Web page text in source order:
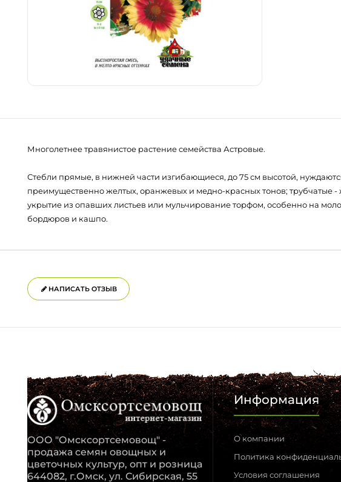
Многолетнее травянистое растение семейства Астровые.
Стебли прямые, в нижней части изгибающиеся, до 75 см высотой,
преимущественно желтых, оранжевых и медно-красных тонов; трубчатые
укрытие из опавших листьев или мульчирование торфом, особенно на
бордюров и кашпо.
НАПИСАТЬ ОТЗЫВ
ООО "Омсксортсемовощ" -
продажа семян овощных и
цветочных культур, опт и розница
644082, г.Омск, ул. Сибирская, 55
Информация
О компании
Политика
Условия соглашения